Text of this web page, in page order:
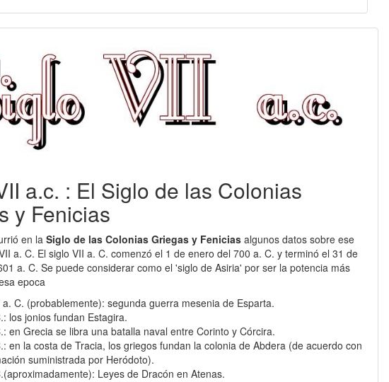
a.c. : El Siglo de las Colonias
y Fenicias
en laSiglo de las Colonias Griegas y Fenicias algunos datos sobre ese
a. C. El siglo VII a. C. comenzó el 1 de enero del 700 a. C. y terminó el 31 de
a. C. Se puede considerar como el 'siglo de Asiria' por ser la potencia más
epoca
C. (probablemente): segunda guerra mesenia de Esparta.
los jonios fundan Estagira.
en Grecia se libra una batalla naval entre Corinto y Córcira.
en la costa de Tracia, los griegos fundan la colonia de Abdera (de acuerdo con
suministrada por Heródoto).
Leyes de Dracón en Atenas.